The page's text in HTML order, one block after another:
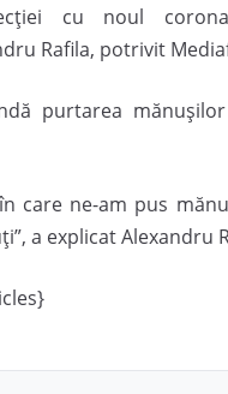
cu noul
Rafila, potrivit
purtarea
care ne-am pus
a explicat Alexandru